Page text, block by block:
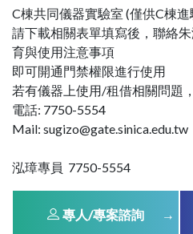
C棟共同儀器實驗室 (僅供C棟
請下載相關表單填寫後，聯絡
育與使用注意事項
即可開通門禁權限進行使用
若有儀器上使用/租借相關問題
電話: 7750-5554
Mail: sugizo@gate.sinica.edu.tw
管理
泓璋專員 7750-5554
專人/專案諮詢